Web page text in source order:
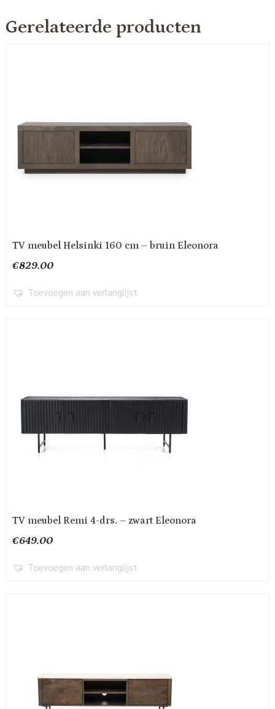
Gerelateerde producten
TV meubel Helsinki 160 cm – bruin Eleonora
€829.00
Toevoegen aan verlanglijst
TV meubel Remi 4-drs. – zwart Eleonora
€649.00
Toevoegen aan verlanglijst